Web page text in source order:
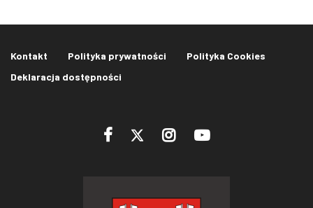
Kontakt Polityka prywatności
Polityka Cookies
Deklaracja dostępności